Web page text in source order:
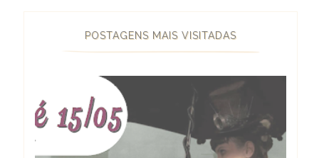
POSTAGENS MAIS VISITADAS